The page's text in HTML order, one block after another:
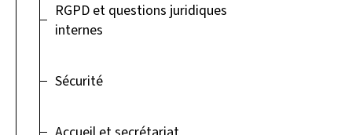
RGPD et questions juridiques
internes
Sécurité